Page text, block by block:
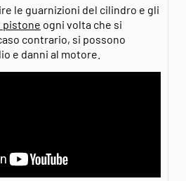
le guarnizioni del cilindro e gli
pistone ogni volta che si
contrario, si possono
e danni al motore.